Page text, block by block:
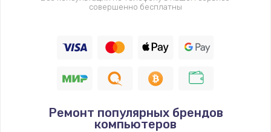
2745 руб.
Настройка BIOS
995 руб.
Ремонт подсветки
совершенно бесплатны
Ремонт популярных брендов
компьютеров